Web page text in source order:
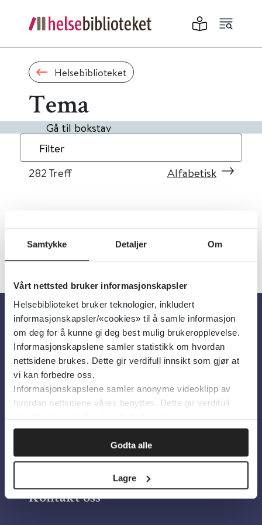
Samtykke Detaljer Om
Vårt nettsted bruker informasjonskapsler
Helsebiblioteket bruker teknologier, inkludert
informasjonskapsler/«cookies» til å samle informasjon
om deg for å kunne gi deg best mulig brukeropplevelse.
Informasjonskapslene samler statistikk om hvordan
nettsidene brukes. Dette gir verdifull innsikt som gjør at
vi kan forbedre oss.
Informasjonskapslene samler anonyme videoklipp av
hvordan nettsidene våres benyttes. Dette gir verdifull
innsikt som gjør at vi kan forbedre oss.
Godta alle
Lagre
Helsebiblioteket
Tema
Gå til bokstav
Filter
282 Treff Alfabetisk
« 1 26 27 »
Om oss
Om Helsebiblioteket
Personvern og informasjonskapsler
Tilgjengelighetserklæring
Information in English
Bilder fra Colourbox.com
Kontakt oss